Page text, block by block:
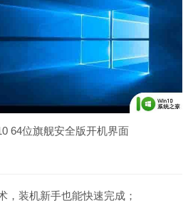
64位旗舰安全版开机界面
，装机新手也能快速完成；